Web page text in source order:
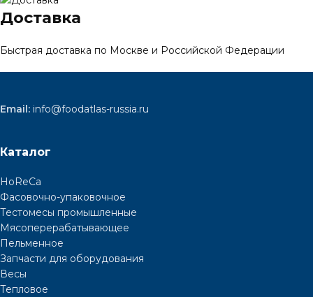
Доставка
Быстрая доставка по Москве и Российской Федерации
Email: info@foodatlas-russia.ru
Каталог
HoReCa
Фасовочно-упаковочное
Тестомесы промышленные
Мясоперерабатывающее
Пельменное
Запчасти для оборудования
Весы
Тепловое